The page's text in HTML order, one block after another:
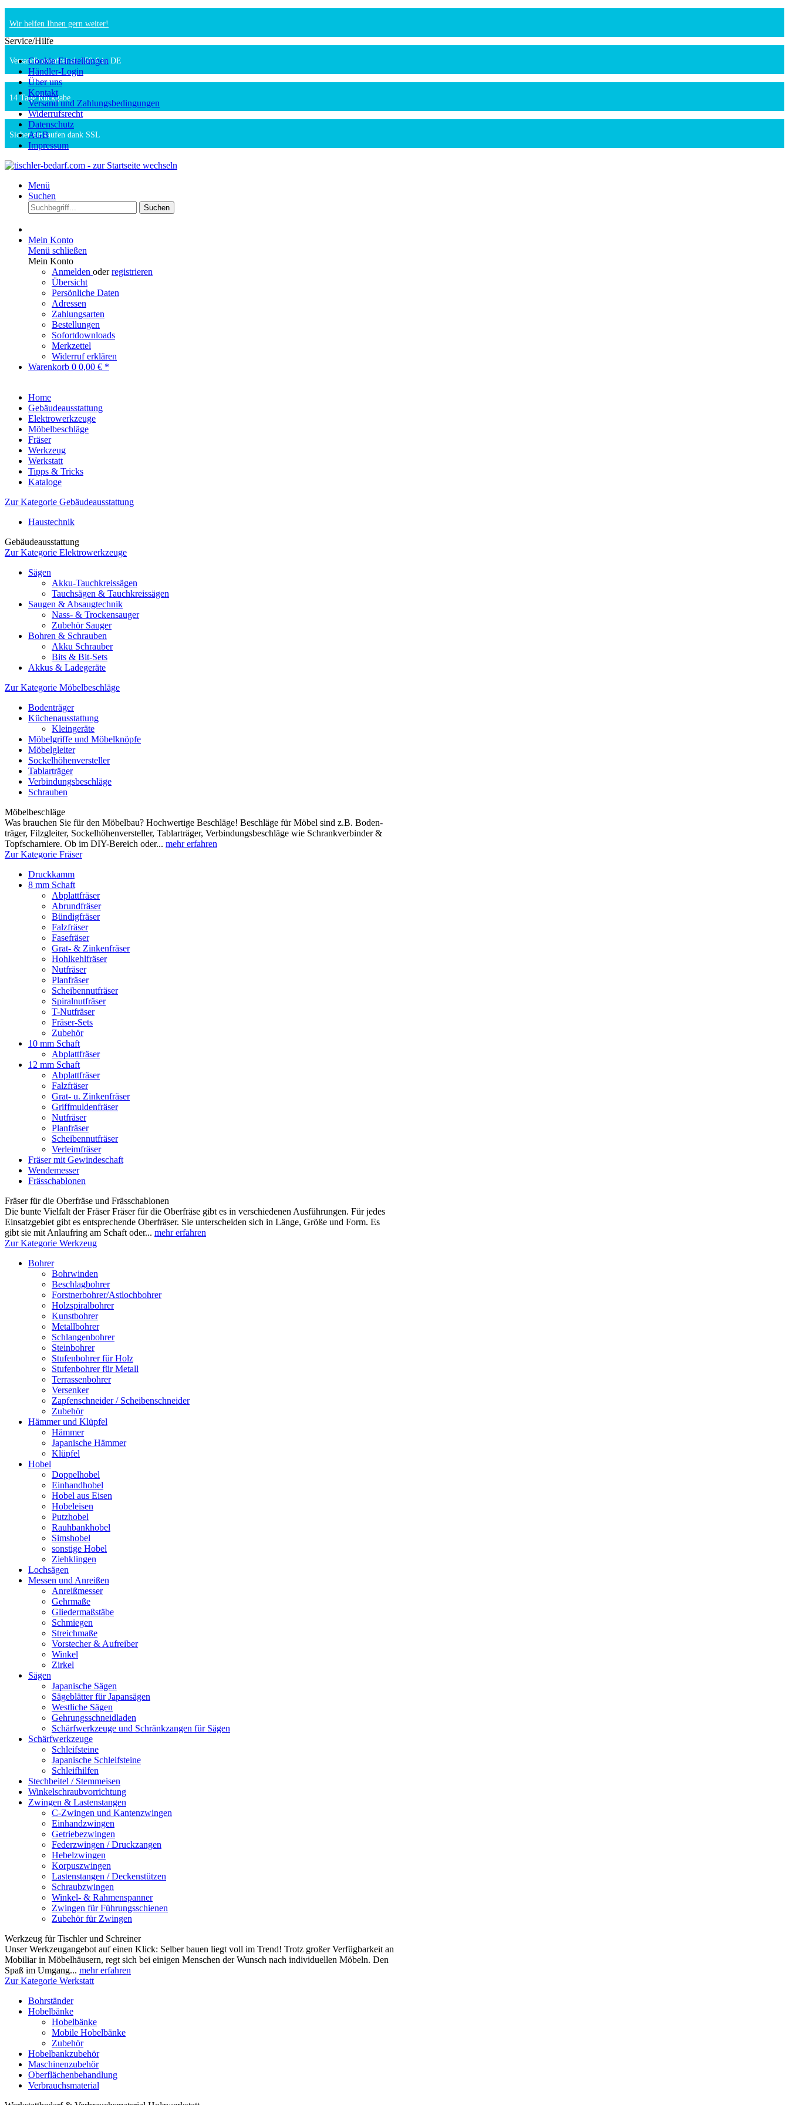
Wir helfen Ihnen gern weiter!
Versandkostenfrei ab 150 € in DE
14 Tage Rückgabe
Sicher einkaufen dank SSL
Service/Hilfe
Cookie-Einstellungen
Händler-Login
Über uns
Kontakt
Versand und Zahlungsbedingungen
Widerrufsrecht
Datenschutz
AGB
Impressum
Menü
Suchen
Suchen
Mein Konto
Menü schließen
Mein Konto
Anmelden oderregistrieren
Übersicht
Persönliche Daten
Adressen
Zahlungsarten
Bestellungen
Sofortdownloads
Merkzettel
Widerruf erklären
Warenkorb 0 0,00 € *
Home
Gebäudeausstattung
Elektrowerkzeuge
Möbelbeschläge
Fräser
Werkzeug
Werkstatt
Tipps & Tricks
Kataloge
Zur Kategorie Gebäudeausstattung
Haustechnik
Gebäudeausstattung
Zur Kategorie Elektrowerkzeuge
Sägen
Akku-Tauchkreissägen
Tauchsägen & Tauchkreissägen
Saugen & Absaugtechnik
Nass- & Trockensauger
Zubehör Sauger
Bohren & Schrauben
Akku Schrauber
Bits & Bit-Sets
Akkus & Ladegeräte
Zur Kategorie Möbelbeschläge
Bodenträger
Küchenausstattung
Kleingeräte
Möbelgriffe und Möbelknöpfe
Möbelgleiter
Sockelhöhenversteller
Tablarträger
Verbindungsbeschläge
Schrauben
Möbelbeschläge
Was brauchen Sie für den Möbelbau? Hochwertige Beschläge! Beschläge für Möbel sind z.B. Boden­
träger, Filzgleiter, Sockelhöhen­versteller, Tablar­träger, Verbindungs­beschläge wie Schrank­verbinder &
Topfscharniere. Ob im DIY-Bereich oder... mehr erfahren
Zur Kategorie Fräser
Druckkamm
8 mm Schaft
Abplattfräser
Abrundfräser
Bündigfräser
Falzfräser
Fasefräser
Grat- & Zinkenfräser
Hohlkehlfräser
Nutfräser
Planfräser
Scheibennutfräser
Spiralnutfräser
T-Nutfräser
Fräser-Sets
Zubehör
10 mm Schaft
Abplattfräser
12 mm Schaft
Abplattfräser
Falzfräser
Grat- u. Zinkenfräser
Griffmuldenfräser
Nutfräser
Planfräser
Scheibennutfräser
Verleimfräser
Fräser mit Gewindeschaft
Wendemesser
Frässchablonen
Fräser für die Oberfräse und Frässchablonen
Die bunte Vielfalt der Fräser Fräser für die Oberfräse gibt es in verschiedenen Ausführungen. Für jedes
Einsatzgebiet gibt es entsprechende Oberfräser. Sie unterscheiden sich in Länge, Größe und Form. Es
gibt sie mit Anlaufring am Schaft oder... mehr erfahren
Zur Kategorie Werkzeug
Bohrer
Bohrwinden
Beschlagbohrer
Forstnerbohrer/Astlochbohrer
Holzspiralbohrer
Kunstbohrer
Metallbohrer
Schlangenbohrer
Steinbohrer
Stufenbohrer für Holz
Stufenbohrer für Metall
Terrassenbohrer
Versenker
Zapfenschneider / Scheibenschneider
Zubehör
Hämmer und Klüpfel
Hämmer
Japanische Hämmer
Klüpfel
Hobel
Doppelhobel
Einhandhobel
Hobel aus Eisen
Hobeleisen
Putzhobel
Rauhbankhobel
Simshobel
sonstige Hobel
Ziehklingen
Lochsägen
Messen und Anreißen
Anreißmesser
Gehrmaße
Gliedermaßstäbe
Schmiegen
Streichmaße
Vorstecher & Aufreiber
Winkel
Zirkel
Sägen
Japanische Sägen
Sägeblätter für Japansägen
Westliche Sägen
Gehrungsschneidladen
Schärfwerkzeuge und Schränkzangen für Sägen
Schärfwerkzeuge
Schleifsteine
Japanische Schleifsteine
Schleifhilfen
Stechbeitel / Stemmeisen
Winkelschraubvorrichtung
Zwingen & Lastenstangen
C-Zwingen und Kantenzwingen
Einhandzwingen
Getriebezwingen
Federzwingen / Druckzangen
Hebelzwingen
Korpuszwingen
Lastenstangen / Deckenstützen
Schraubzwingen
Winkel- & Rahmenspanner
Zwingen für Führungsschienen
Zubehör für Zwingen
Werkzeug für Tischler und Schreiner
Unser Werkzeugangebot auf einen Klick: Selber bauen liegt voll im Trend! Trotz großer Verfügbarkeit an
Mobiliar in Möbelhäusern, regt sich bei einigen Menschen der Wunsch nach individuellen Möbeln. Den
Spaß im Umgang... mehr erfahren
Zur Kategorie Werkstatt
Bohrständer
Hobelbänke
Hobelbänke
Mobile Hobelbänke
Zubehör
Hobelbankzubehör
Maschinenzubehör
Oberflächenbehandlung
Verbrauchsmaterial